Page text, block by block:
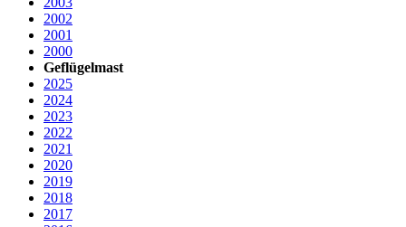
2002
2001
2000
Geflügelmast
2025
2024
2023
2022
2021
2020
2019
2018
2017